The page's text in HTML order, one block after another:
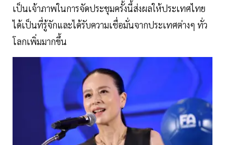
เป็นเจ้าภาพในการจัดประชุมครั้งนี้ส่งผลให้ประเทศไทย
ได้เป็นที่รู้จักและได้รับความเชื่อมั่นจากประเทศต่างๆ ทั่ว
โลกเพิ่มมากขึ้น